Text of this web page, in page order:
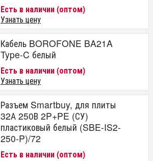
Есть в наличии (оптом)
Узнать цену
Кабель BOROFONE BA21A
Type-C белый
Есть в наличии (оптом)
Узнать цену
Разъем Smartbuy, для плиты
32А 250В 2P+PE (СУ)
пластиковый белый (SBE-IS2-
250-P)/72
Есть в наличии (оптом)